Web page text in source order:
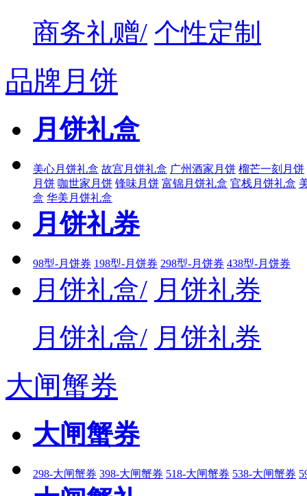
商务礼赠/ 个性定制
品牌月饼
月饼礼盒
美心月饼礼盒 故宫月饼礼盒 广州酒家月饼 榴芒一刻月饼
月饼 咖世家月饼 锋味月饼 富锦月饼礼盒 官栈月饼礼盒
盒 华美月饼礼盒
月饼礼券
98型-月饼券 198型-月饼券 298型-月饼券 438型-月饼券
月饼礼盒/ 月饼礼券
月饼礼盒/ 月饼礼券
大闸蟹券
大闸蟹券
298-大闸蟹券 398-大闸蟹券 518-大闸蟹券 538-大闸蟹券